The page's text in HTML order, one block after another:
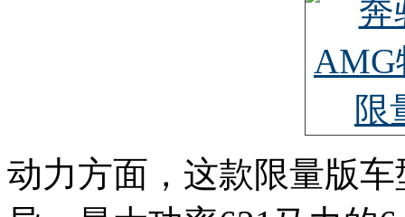
动力方面，这款限量版